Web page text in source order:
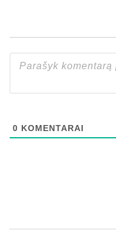
0 KOMENTARAI